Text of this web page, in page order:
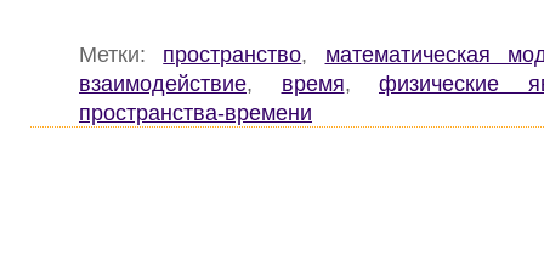
Метки: пространство, математическая
взаимодействие, время, физические
пространства-времени